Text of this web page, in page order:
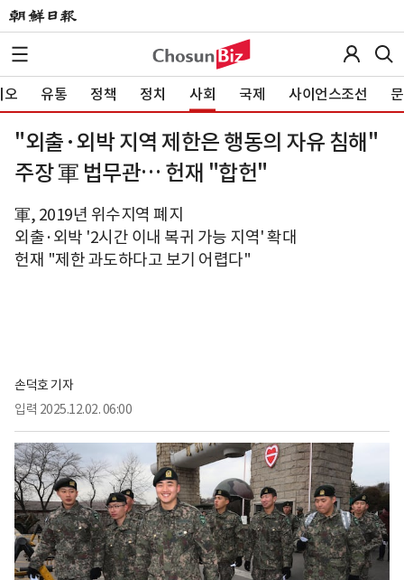
오 유통 정책 정치 사회 국제 사이언스조선
"외출·외박 지역 제한은 행동의 자유 침해"
주장 軍 법무관… 헌재 "합헌"
軍, 2019년 위수지역 폐지
외출·외박 '2시간 이내 복귀 가능 지역' 확대
헌재 "제한 과도하다고 보기 어렵다"
손덕호 기자
입력 2025.12.02. 06:00